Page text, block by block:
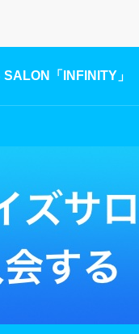
SALON「INFINITY」